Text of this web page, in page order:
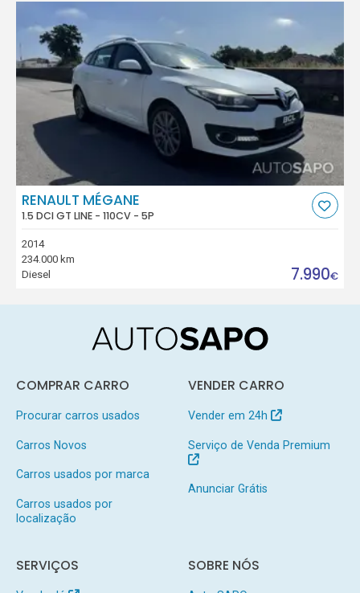
RENAULT MÉGANE
1.5 DCI GT LINE - 110CV - 5P
2014
234.000 km
Diesel
7.990€
COMPRAR CARRO
Procurar carros usados
Carros Novos
Carros usados por marca
Carros usados por
localização
VENDER CARRO
Vender em 24h
Serviço de Venda Premium
Anunciar Grátis
SERVIÇOS SOBRE NÓS